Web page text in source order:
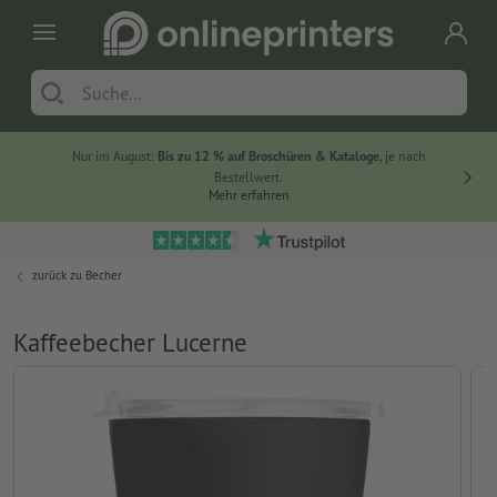
Nur im August: Bis zu 12 % auf Broschüren & Kataloge, je nach
Bestellwert.
Mehr erfahren
zurück zu Becher
Kaffeebecher Lucerne